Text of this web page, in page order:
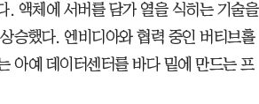
. 액체에 서버를 담가 열을 식히는 기술을
승했다. 엔비디아와 협력 중인 버티브홀
아예 데이터센터를 바다 밑에 만드는 프